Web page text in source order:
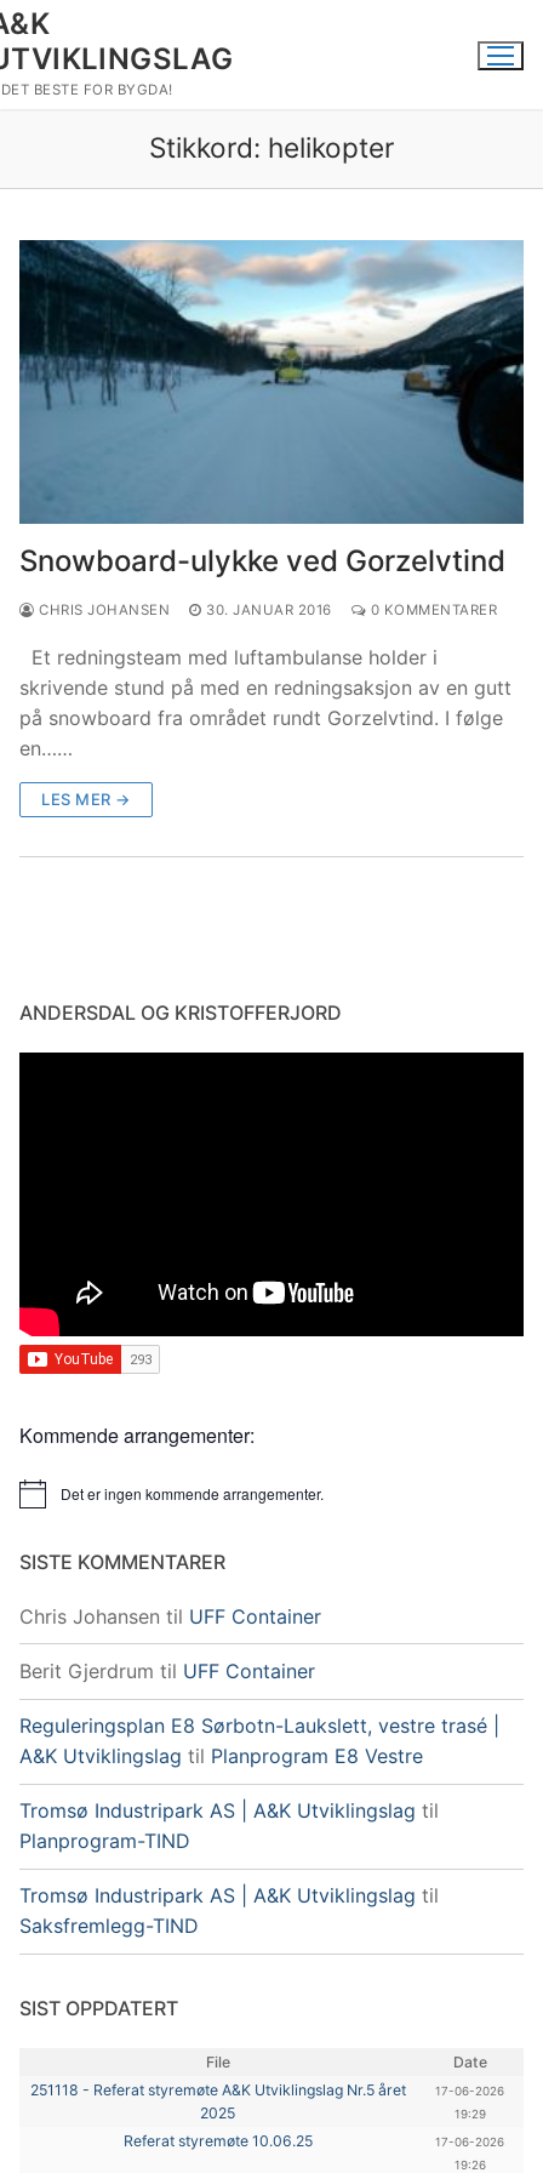
Hopp
til
innholdet
BESTE FOR BYGDA!
Stikkord: helikopter
Snowboard-ulykke ved Gorzelvtind
CHRIS JOHANSEN 30. JANUAR 2016 0 KOMMENTARER
Et redningsteam med luftambulanse holder i
skrivende stund på med en redningsaksjon av en gutt
på snowboard fra området rundt Gorzelvtind. I følge
en……
LES MER →
ANDERSDAL OG KRISTOFFERJORD
Kommende arrangementer:
MerknadDet er ingen kommende arrangementer.
SISTE KOMMENTARER
Chris Johansen til UFF Container
Berit Gjerdrum til UFF Container
Reguleringsplan E8 Sørbotn-Laukslett, vestre trasé |
A&K Utviklingslag til Planprogram E8 Vestre
Tromsø Industripark AS | A&K Utviklingslag til
Planprogram-TIND
Tromsø Industripark AS | A&K Utviklingslag til
Saksfremlegg-TIND
SIST OPPDATERT
File
Date
251118 - Referat styremøte A&K Utviklingslag Nr.5 året
2025
17-06-2026
19:29
Referat styremøte 10.06.25
17-06-2026
19:26